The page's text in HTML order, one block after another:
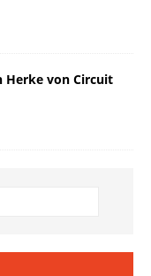
Herke von Circuit